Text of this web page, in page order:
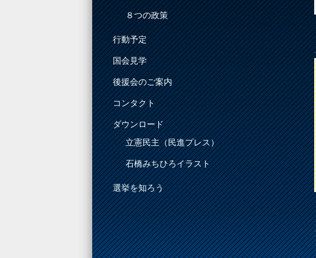
８つの政策
行動予定
国会見学
後援会のご案内
コンタクト
ダウンロード
立憲民主（民進プレス）
石橋みちひろイラスト
選挙を知ろう